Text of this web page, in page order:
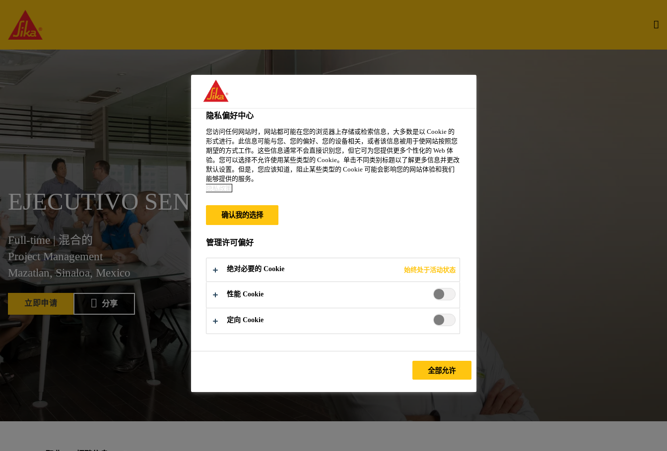
EJECUTIVO SENIOR
Full-time | 混合的
Project Management
Mazatlan, Sinaloa, Mexico
立即申请 分享
隐私偏好中心
您访问任何网站时，网站都可能在您的浏览器上存储或检索信息，大多数是以 Cookie 的
形式进行。此信息可能与您、您的偏好、您的设备相关，或者该信息被用于使网站按照您
期望的方式工作。这些信息通常不会直接识别您，但它可为您提供更多个性化的 Web 体
验。您可以选择不允许使用某些类型的 Cookie。单击不同类别标题以了解更多信息并更改
默认设置。但是，您应该知道，阻止某些类型的 Cookie 可能会影响您的网站体验和我们
能够提供的服务。
隐私政策
确认我的选择
管理许可偏好
绝对必要的 Cookie 始终处于活动状态
性能 Cookie
定向 Cookie
全部允许